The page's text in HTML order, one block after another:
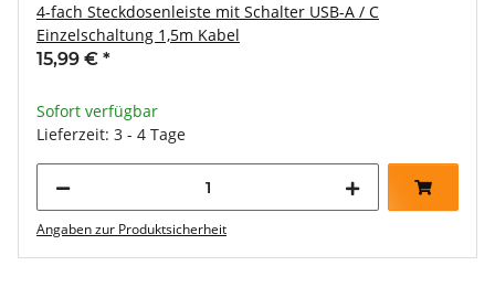
4-fach Steckdosenleiste mit Schalter USB-A / C
Einzelschaltung 1,5m Kabel
15,99 € *
Sofort verfügbar
Lieferzeit: 3 - 4 Tage
Angaben zur Produktsicherheit